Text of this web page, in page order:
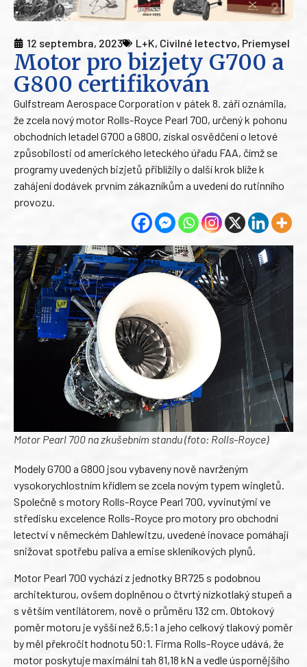
12 septembra, 2023 L+K, Civilné letectvo, Priemysel
Motor pro bizjety G700 a
G800 certifikován
Gulfstream Aerospace Corporation v pátek 8. září oznámila,
že zcela nový motor Rolls-Royce Pearl 700, určený k pohonu
obchodních letadel G700 a G800, získal osvědčení o letové
způsobilosti od amerického leteckého úřadu FAA, čímž se
programy uvedených bizjetů přiblížily o další krok blíže k
zahájení dodávek prvním zákazníkům a uvedení do rutinního
provozu.
Motor Pearl 700 na zkušebním standu (foto: Rolls-Royce)
Modely G700 a G800 jsou vybaveny nově navrženým
vysokorychlostním křídlem se zcela novým typem wingletů.
Společně s motory Rolls-Royce Pearl 700, vyvinutými ve
středisku excelence Rolls-Royce pro motory pro obchodní
letectví v německém Dahlewitzu, uvedené inovace pomáhají
snižovat spotřebu paliva a emise skleníkových plynů.
Motor Pearl 700 vychází z jednotky BR725 s podobnou
architekturou, ovšem doplněnou o čtvrtý nízkotlaký stupeň a
s větším ventilátorem, nově o průměru 132 cm. Obtokový
poměr motoru je vyšší než 6,5:1 a jeho celkový tlakový poměr
by měl překročit hodnotu 50:1. Firma Rolls-Royce udává, že
motor poskytuje maximální tah 81,18 kN a vedle úspornějšího